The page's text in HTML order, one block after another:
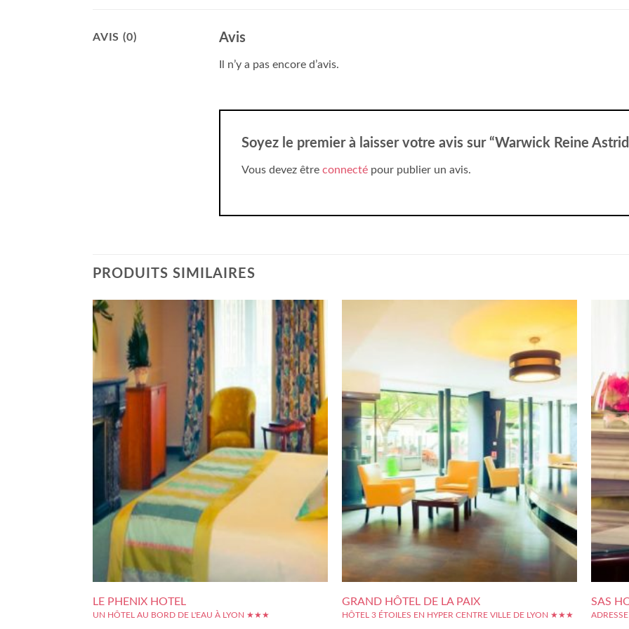
AVIS (0) Avis
Il n’y a pas encore d’avis.
Soyez le premier à laisser votre avis sur “Warwick Reine
Vous devez être connecté pour publier un avis.
PRODUITS SIMILAIRES
LE PHENIX HOTEL
UN HÔTEL AU BORD DE L'EAU À LYON ★★★
GRAND HÔTEL DE LA PAIX
HÔTEL 3 ÉTOILES EN HYPER CENTRE VILLE DE LYON ★★★
SAS